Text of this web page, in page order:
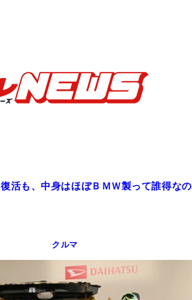
活も、中身はほぼＢＭＷ製って誰得なの
クルマ